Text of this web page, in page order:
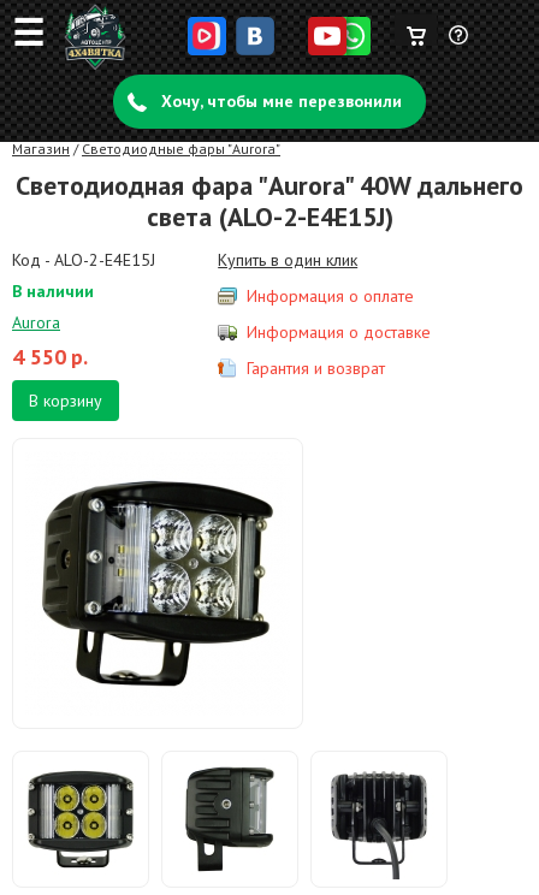
☰ Задать
вопрос
Корзина
пуста
Хочу, чтобы мне перезвонили
Магазин / Светодиодные фары "Aurora"
Светодиодная фара "Aurora" 40W дальнего
света (ALO-2-E4E15J)
Код - ALO-2-E4E15J
В наличии
Aurora
4 550 р.
В корзину
Купить в один клик
Информация о оплате
Информация о доставке
Гарантия и возврат